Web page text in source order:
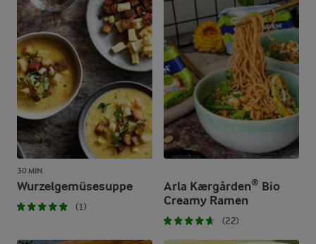
30 MIN.
Wurzelgemüsesuppe
(1)
Arla Kærgården® Bio
Creamy Ramen
(22)